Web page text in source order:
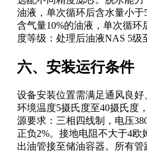
油液，单次循环后含水量小于
含气量10%的油液，单次循环
度等级：处理后油液NAS 5级
六、安装运行条件
设备安装位置需满足通风良好
环境温度5摄氏度至40摄氏度
源要求：三相四线制，电压
正负2%。接地电阻不大于4欧
出油管接至储油容器。所有管